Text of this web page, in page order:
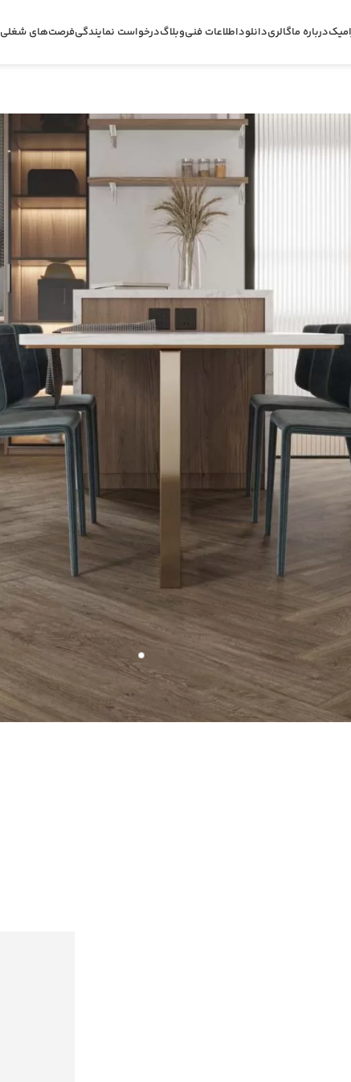
درباره ماگالریدانلوداطلاعات فنیوبلاگدرخواست نمایندگیفرصت‌های شغلی